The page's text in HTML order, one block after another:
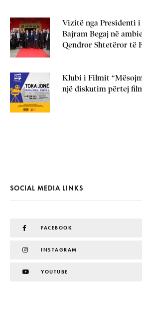
Vizitë nga Presidenti i
Bajram Begaj në
Qendror Shtetëror të
Klubi i Filmit
një diskutim përtej
SOCIAL MEDIA LINKS
FACEBOOK
INSTAGRAM
YOUTUBE